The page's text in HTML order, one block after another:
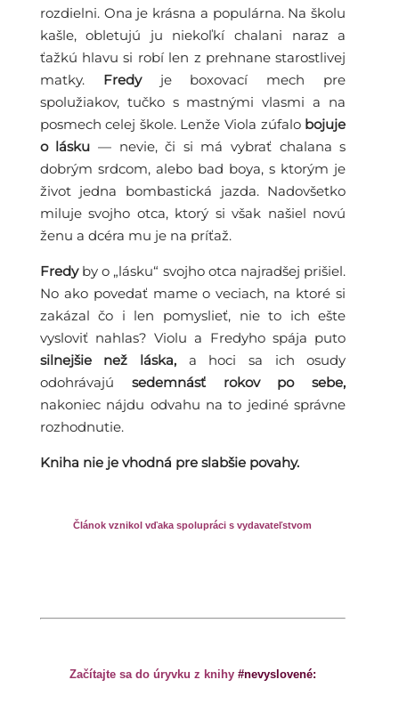
rozdielni. Ona je krásna a populárna. Na školu
kašle, obletujú ju niekoľkí chalani naraz a
ťažkú hlavu si robí len z prehnane starostlivej
matky. Fredyje boxovací mech pre
spolužiakov, tučko s mastnými vlasmi a na
posmech celej škole. Lenže Viola zúfalo bojuje
o lásku — nevie, či si má vybrať chalana s
dobrým srdcom, alebo bad boya, s ktorým je
život jedna bombastická jazda. Nadovšetko
miluje svojho otca, ktorý si však našiel novú
ženu a dcéra mu je na príťaž.
Fredyby o „lásku“ svojho otca najradšej prišiel.
No ako povedať mame o veciach, na ktoré si
zakázal čo i len pomyslieť, nie to ich ešte
vysloviť nahlas? Violu a Fredyho spája puto
silnejšie než láska, a hoci sa ich osudy
odohrávajú sedemnásť rokov po sebe,
nakoniec nájdu odvahu na to jediné správne
rozhodnutie.
Kniha nie je vhodná pre slabšie povahy.
Článok vznikol vďaka spolupráci s vydavateľstvom
Začítajte sa do úryvku z knihy #nevyslovené: